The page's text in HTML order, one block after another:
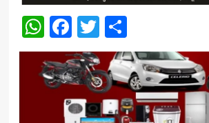
WhatsApp
Facebook
Twitter
Share